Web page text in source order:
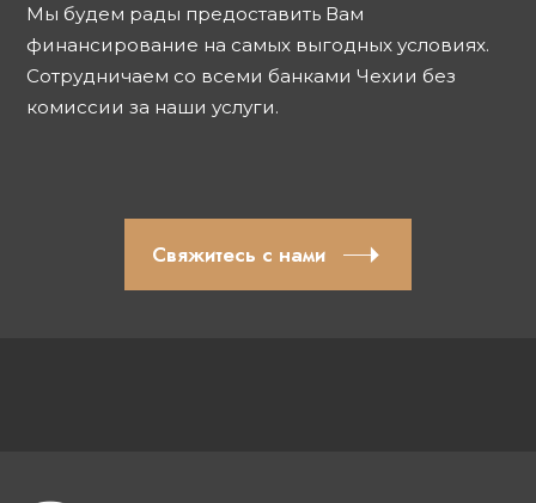
Мы будем рады предоставить Вам
финансирование на самых выгодных условиях.
Сотрудничаем со всеми банками Чехии без
комиссии за наши услуги.
Свяжитесь с нами